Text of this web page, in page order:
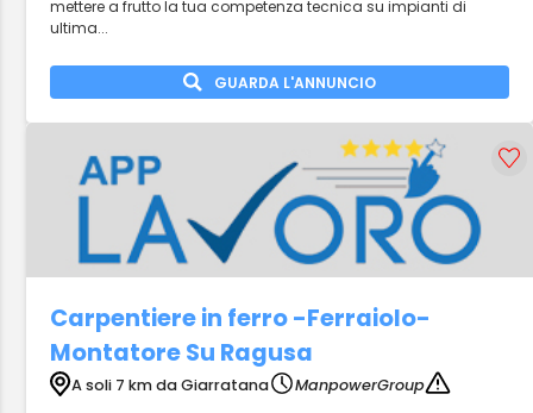
mettere a frutto la tua competenza tecnica su impianti di
ultima...
GUARDA L'ANNUNCIO
Carpentiere in ferro -Ferraiolo-
Montatore Su Ragusa
A soli 7 km da Giarratana
ManpowerGroup